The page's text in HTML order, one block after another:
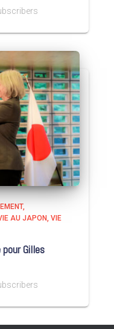
AU JAPON VIE
Gilles